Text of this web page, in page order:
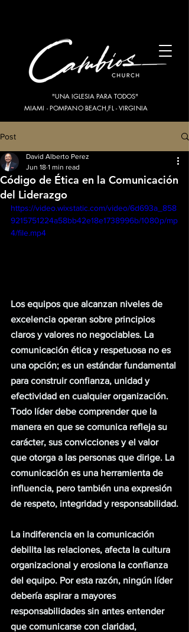
"UNA IGLESIA PARA TODOS"
MIAMI - POMPANO BEACH,FL - VIRGINIA
Post
Código de Ética en la Comunicación
del Liderazgo
David Alberto Perez
Jun 18 1 min read
https://video.wixstatic.com/video/6d693a_858
9215751224a58bb42e18e1738996b/1080p/mp
4/file.mp4
Los equipos que alcanzan niveles de
excelencia operan sobre principios
claros y valores no negociables. La
comunicación ética y respetuosa no es
una opción; es un estándar fundamental
para construir confianza, unidad y
efectividad en cualquier organización.
Todo líder debe comprender que la
manera en que se comunica refleja su
carácter, sus convicciones y el valor
que otorga a las personas que dirige. La
comunicación es una herramienta de
influencia, pero también una expresión
de respeto, integridad y responsabilidad.
La indiferencia en la comunicación
debilita las relaciones, afecta la cultura
organizacional y erosiona la confianza
del equipo. Por esta razón, ningún líder
debería aspirar a mayores
responsabilidades sin antes entender
que comunicarse con claridad,